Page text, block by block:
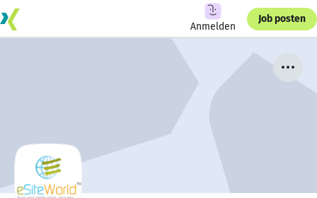
Anmelden
Job posten